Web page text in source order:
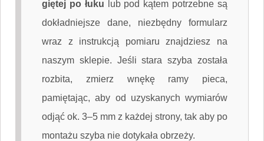
giętej po łuku lub pod kątem potrzebne są
dokładniejsze dane, niezbędny formularz
wraz z instrukcją pomiaru znajdziesz na
naszym sklepie. Jeśli stara szyba została
rozbita, zmierz wnękę ramy pieca,
pamiętając, aby od uzyskanych wymiarów
odjąć ok. 3–5 mm z każdej strony, tak aby po
montażu szyba nie dotykała obrzeży.